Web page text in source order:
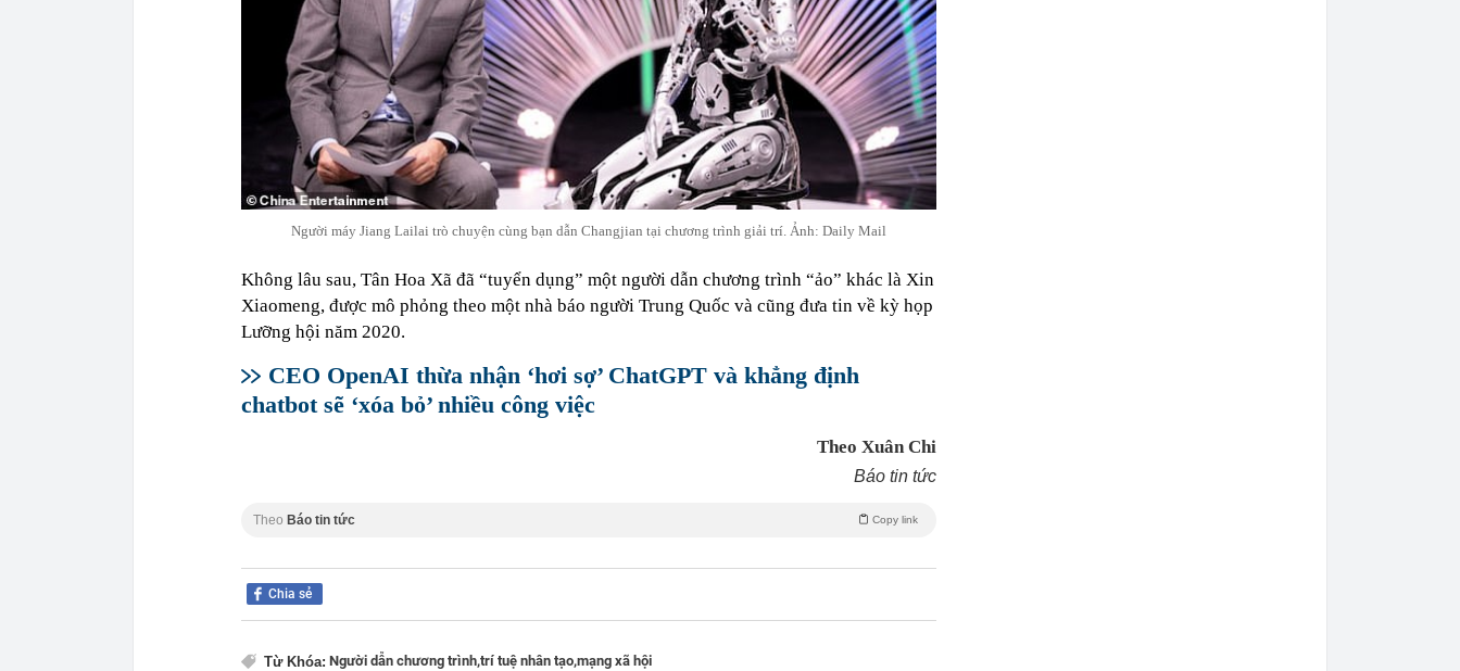
Người máy Jiang Lailai trò chuyện cùng bạn dẫn Changjian tại chương trình giải trí. Ảnh: Daily Mail
Không lâu sau, Tân Hoa Xã đã “tuyển dụng” một người dẫn chương trình “ảo” khác là Xin
Xiaomeng, được mô phỏng theo một nhà báo người Trung Quốc và cũng đưa tin về kỳ họp
Lưỡng hội năm 2020.
CEO OpenAI thừa nhận ‘hơi sợ’ ChatGPT và khẳng định
chatbot sẽ ‘xóa bỏ’ nhiều công việc
Theo Xuân Chi
Báo tin tức
Theo Báo tin tức Copy link
Chia sẻ
Từ Khóa: Người dẫn chương trình,trí tuệ nhân tạo,mạng xã hội